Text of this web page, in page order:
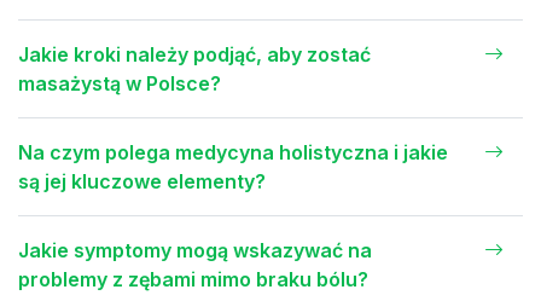
Jakie kroki należy podjąć, aby zostać
masażystą w Polsce?
Na czym polega medycyna holistyczna i jakie
są jej kluczowe elementy?
Jakie symptomy mogą wskazywać na
problemy z zębami mimo braku bólu?